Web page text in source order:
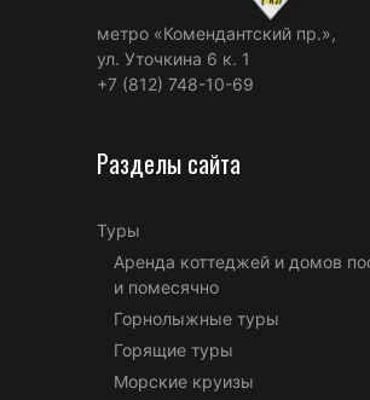
метро «Комендантский пр.»,
ул. Уточкина 6 к. 1
+7 (812) 748-10-69
Разделы сайта
Туры
Аренда коттеджей и домов
и помесячно
Горнолыжные туры
Горящие туры
Морские круизы